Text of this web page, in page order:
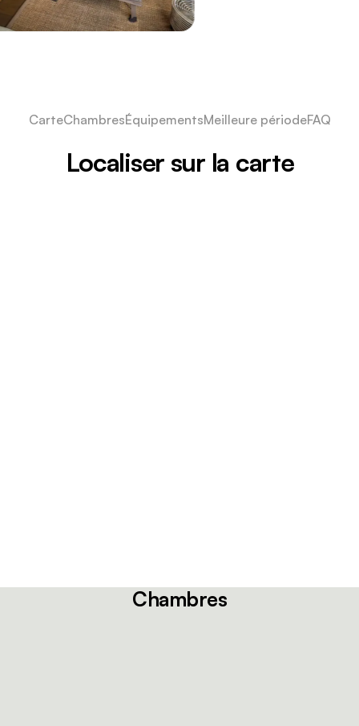
CarteChambresÉquipementsMeilleure périodeFAQ
Localiser sur la carte
Chambres